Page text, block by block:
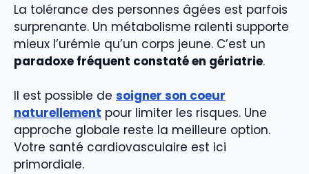
La tolérance des personnes âgées est parfois
surprenante. Un métabolisme ralenti supporte
mieux l’urémie qu’un corps jeune. C’est un
paradoxe fréquent constaté en gériatrie.
Il est possible de soigner son coeur
naturellement pour limiter les risques. Une
approche globale reste la meilleure option.
Votre santé cardiovasculaire est ici
primordiale.